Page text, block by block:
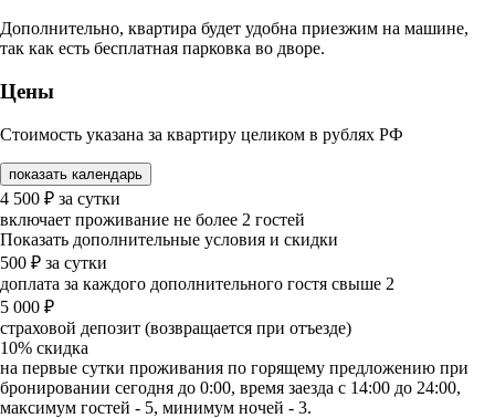
Дополнительно, квартира будет удобна приезжим на машине,
так как есть бесплатная парковка во дворе.
Цены
Стоимость указана за квартиру целиком в рублях РФ
показать календарь
4 500 ₽ за сутки
включает проживание не более 2 гостей
Показать дополнительные условия и скидки
500 ₽ за сутки
доплата за каждого дополнительного гостя свыше 2
5 000 ₽
страховой депозит (возвращается при отъезде)
10% скидка
на первые сутки проживания по горящему предложению при
бронировании сегодня до 0:00, время заезда с 14:00 до 24:00,
максимум гостей - 5, минимум ночей - 3.